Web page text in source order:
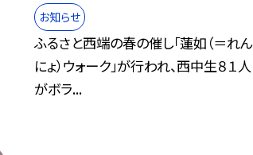
お知らせ
ふるさと西端の春の催し「蓮如（＝れん
にょ）ウォーク」が行われ、西中生８１人
がボラ...